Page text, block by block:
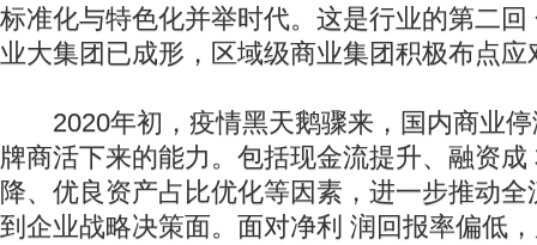
标准化与特色化并举时代。这是行业的第二
业大集团已成形，区域级商业集团积极布点应
2020年初，疫情黑天鹅骤来，国内商业停
牌商活下来的能力。包括现金流提升、融资
降、优良资产占比优化等因素，进一步推动
到企业战略决策面。面对净利 润回报率偏低